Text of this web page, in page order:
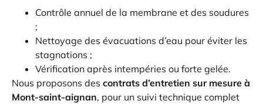
Contrôle annuel de la membrane et des soudures
;
Nettoyage des évacuations d’eau pour éviter les
stagnations ;
Vérification après intempéries ou forte gelée.
Nous proposons des contrats d’entretien sur mesure à
Mont-saint-aignan, pour un suivi technique complet